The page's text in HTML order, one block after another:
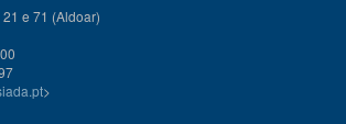
e 71 (Aldoar)
>